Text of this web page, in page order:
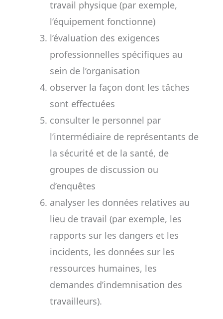
travail physique (par exemple,
l’équipement fonctionne)
l’évaluation des exigences
professionnelles spécifiques au
sein de l’organisation
observer la façon dont les tâches
sont effectuées
consulter le personnel par
l’intermédiaire de représentants de
la sécurité et de la santé, de
groupes de discussion ou
d’enquêtes
analyser les données relatives au
lieu de travail (par exemple, les
rapports sur les dangers et les
incidents, les données sur les
ressources humaines, les
demandes d’indemnisation des
travailleurs).